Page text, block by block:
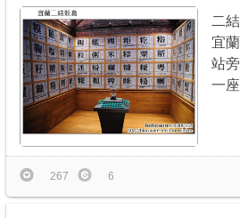
二
宜
站
一
267 6